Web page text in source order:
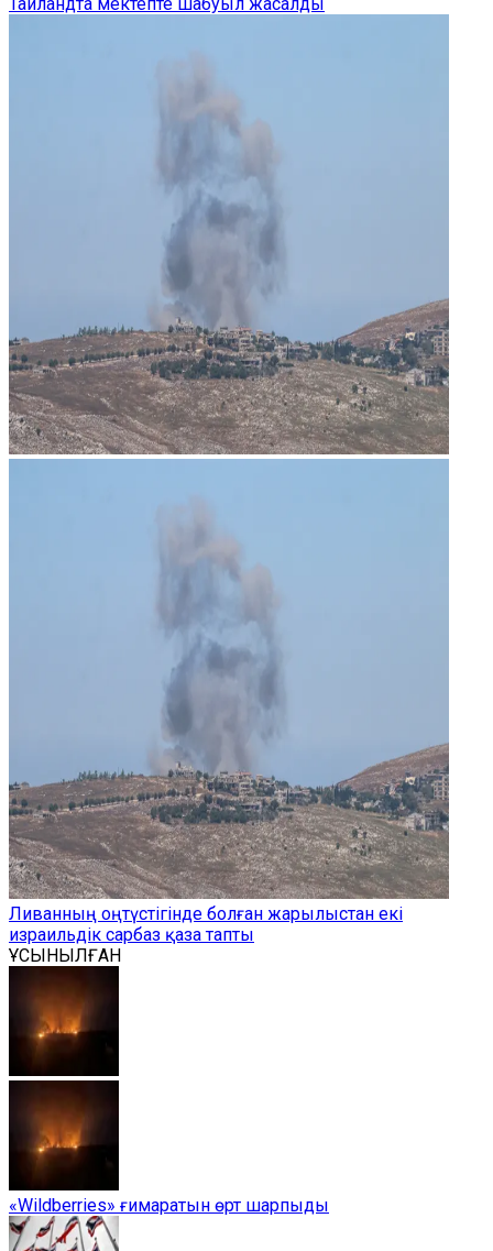
Ливанның оңтүстігінде болған жарылыстан екі
израильдік сарбаз қаза тапты
ҰСЫНЫЛҒАН
«Wildberries» ғимаратын өрт шарпыды